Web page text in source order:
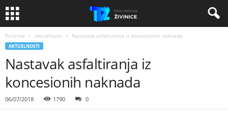
Početna aktuelnosti Nastavak asfaltiranja iz koncesionih naknada
AKTUELNOSTI
Nastavak asfaltiranja iz
koncesionih naknada
06/07/2018 1790 0